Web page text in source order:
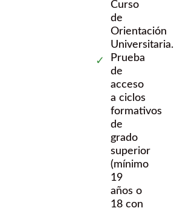
Curso
de
Orientación
Universitaria.
Prueba
de
acceso
a ciclos
formativos
de
grado
superior
(mínimo
19
años o
18 con